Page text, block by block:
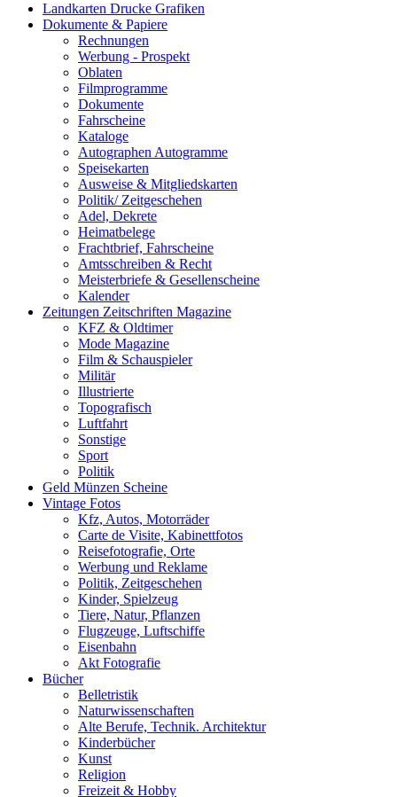
Landkarten Drucke Grafiken
Dokumente & Papiere
Rechnungen
Werbung - Prospekt
Oblaten
Filmprogramme
Dokumente
Fahrscheine
Kataloge
Autographen Autogramme
Speisekarten
Ausweise & Mitgliedskarten
Politik/ Zeitgeschehen
Adel, Dekrete
Heimatbelege
Frachtbrief, Fahrscheine
Amtsschreiben & Recht
Meisterbriefe & Gesellenscheine
Kalender
Zeitungen Zeitschriften Magazine
KFZ & Oldtimer
Mode Magazine
Film & Schauspieler
Militär
Illustrierte
Topografisch
Luftfahrt
Sonstige
Sport
Politik
Geld Münzen Scheine
Vintage Fotos
Kfz, Autos, Motorräder
Carte de Visite, Kabinettfotos
Reisefotografie, Orte
Werbung und Reklame
Politik, Zeitgeschehen
Kinder, Spielzeug
Tiere, Natur, Pflanzen
Flugzeuge, Luftschiffe
Eisenbahn
Akt Fotografie
Bücher
Belletristik
Naturwissenschaften
Alte Berufe, Technik. Architektur
Kinderbücher
Kunst
Religion
Freizeit & Hobby